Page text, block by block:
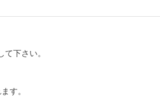
下さい。
す。